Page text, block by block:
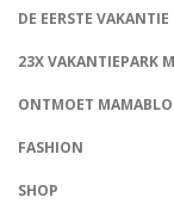
DE EERSTE
23X VAKANTIEPARK
ONTMOET
FASHION
SHOP